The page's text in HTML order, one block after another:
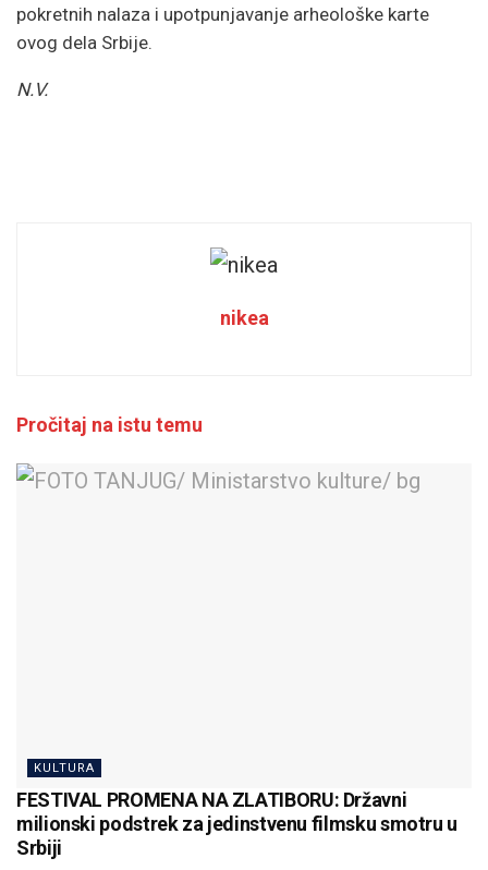
pokretnih nalaza i upotpunjavanje arheološke karte
ovog dela Srbije.
N.V.
nikea
Pročitaj na istu temu
KULTURA
FESTIVAL PROMENA NA ZLATIBORU: Državni
milionski podstrek za jedinstvenu filmsku smotru u
Srbiji